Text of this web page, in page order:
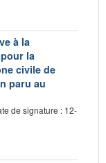
à la
la
civile de
paru au
de signature : 12-